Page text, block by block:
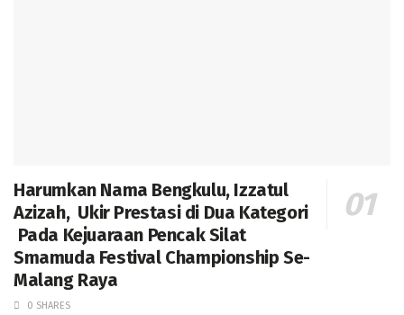
Harumkan Nama Bengkulu, Izzatul
Azizah, Ukir Prestasi di Dua Kategori
Pada Kejuaraan Pencak Silat
Smamuda Festival Championship Se-
Malang Raya
0 SHARES